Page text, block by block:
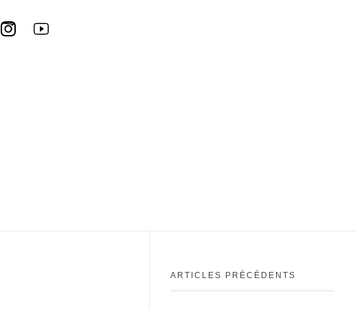
ARTICLES PRÉCÉDENTS